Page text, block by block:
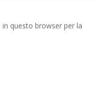
questo browser per la